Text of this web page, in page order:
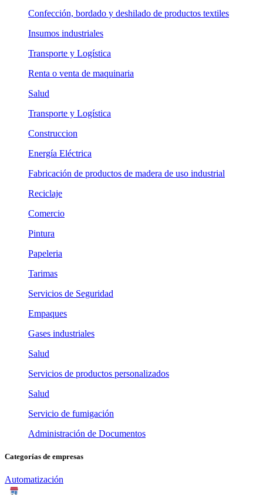
Confección, bordado y deshilado de productos textiles
Insumos industriales
Transporte y Logística
Renta o venta de maquinaria
Salud
Transporte y Logística
Construccion
Energía Eléctrica
Fabricación de productos de madera de uso industrial
Reciclaje
Comercio
Pintura
Papeleria
Tarimas
Servicios de Seguridad
Empaques
Gases industriales
Salud
Servicios de productos personalizados
Salud
Servicio de fumigación
Administración de Documentos
Categorías de empresas
Automatización